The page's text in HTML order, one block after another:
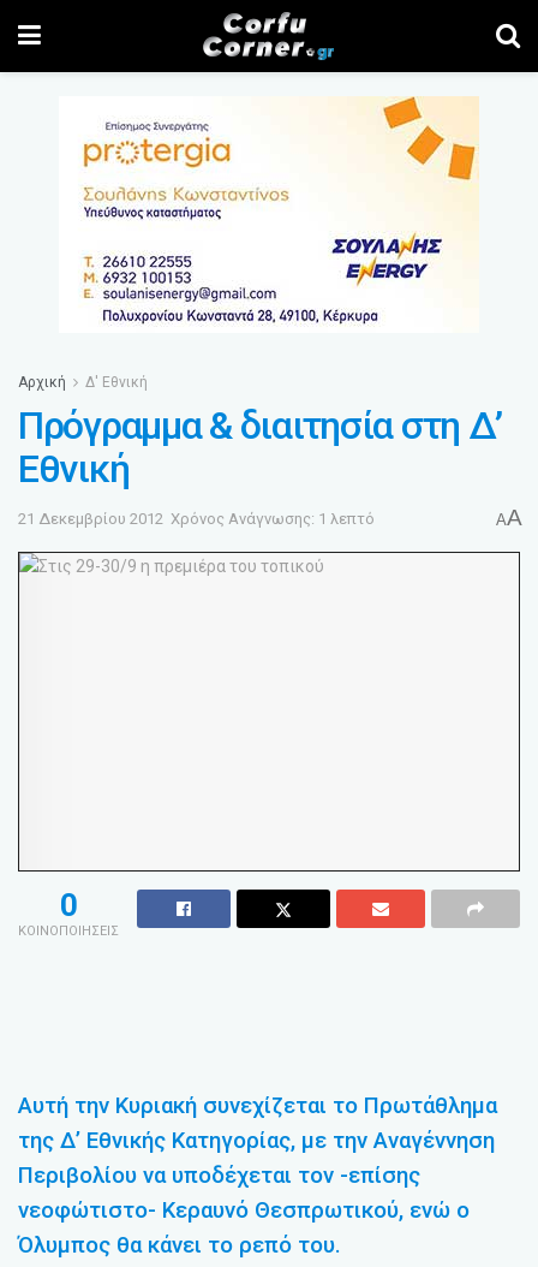
Αρχική Δ' Εθνική
Πρόγραμμα & διαιτησία στη Δ’
Εθνική
21 Δεκεμβρίου 2012 Χρόνος Ανάγνωσης: 1 λεπτό AA
0
ΚΟΙΝΟΠΟΙΗΣΕΙΣ
Αυτή την Κυριακή συνεχίζεται το Πρωτάθλημα
της Δ’ Εθνικής Κατηγορίας, με την Αναγέννηση
Περιβολίου να υποδέχεται τον -επίσης
νεοφώτιστο- Κεραυνό Θεσπρωτικού, ενώ ο
Όλυμπος θα κάνει το ρεπό του.